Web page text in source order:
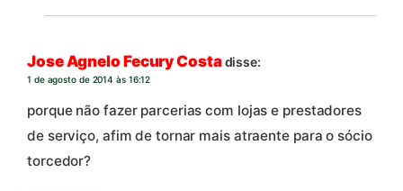
Jose Agnelo Fecury Costadisse:
1 de agosto de 2014 às 16:12
porque não fazer parcerias com lojas e prestadores
de serviço, afim de tornar mais atraente para o sócio
torcedor?